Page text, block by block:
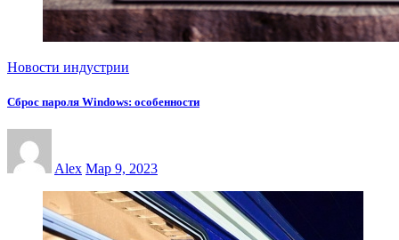
Новости индустрии
Сброс пароля Windows: особенности
Alex Мар 9, 2023